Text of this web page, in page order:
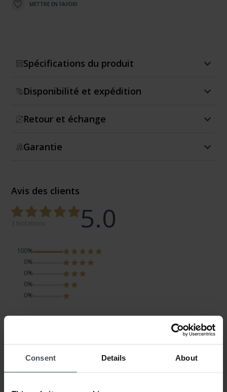
Consent Details About
METTRE EN FAVORI
Spécifications du produit
Disponibilité et expédition
Retour et échange
Garantie
Avis des clients
5.0
100%
0%
0%
0%
0%
Avis par Tanya samedi, 5 mars 2022
LOOK